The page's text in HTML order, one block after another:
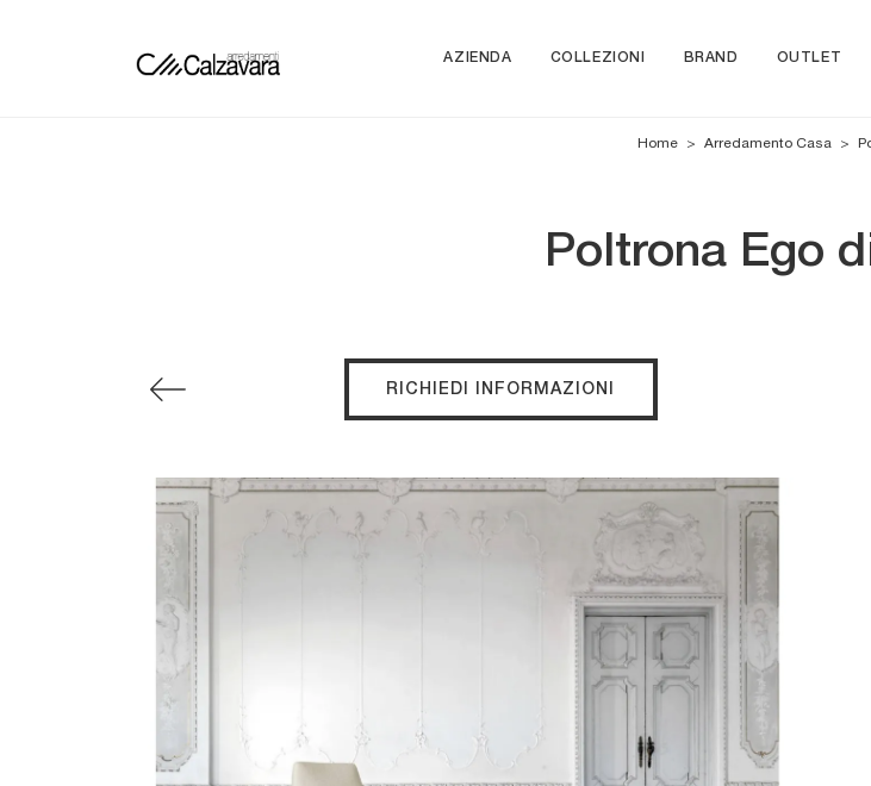
AZIENDA COLLEZIONI BRAND OUTLET
Home > Arredamento Casa >
Poltrona Ego
RICHIEDI INFORMAZIONI